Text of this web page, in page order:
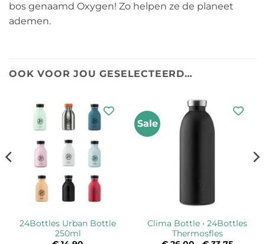
bos genaamd Oxygen! Zo helpen ze de planeet
ademen.
OOK VOOR JOU GESELECTEERD…
24Bottles Urban Bottle
250ml
Sale
Clima Bottle • 24Bottles
Thermosfles